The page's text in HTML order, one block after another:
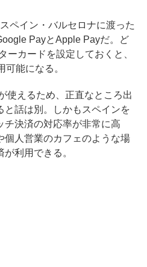
ペイン・バルセロナに渡った
PayとApple Payだ。ど
ーカードを設定しておくと、
能になる。
えるため、正直なところ出
と話は別。しかもスペインを
チ決済の対応率が非常に高
個人営業のカフェのような場
利用できる。